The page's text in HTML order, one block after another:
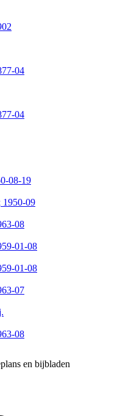
04
04
08-19
1950-09
08
01-08
01-08
07
08
en bijbladen